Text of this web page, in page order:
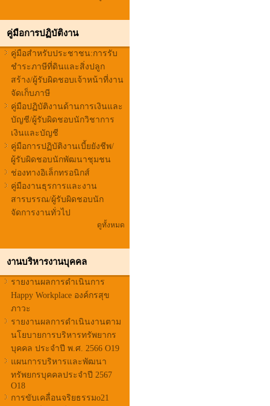
คู่มือการปฏิบัติงาน
คู่มือสำหรับประชาชน:การรับ
ชำระภาษีที่ดินและสิ่งปลูก
สร้าง/ผู้รับผิดชอบเจ้าหน้าที่งาน
จัดเก็บภาษี
คู่มือปฏิบัติงานด้านการเงินและ
บัญชี/ผู้รับผิดชอบนักวิชาการ
เงินและบัญชี
คู่มือการปฏิบัติงานเบี้ยยังชีพ/
ผู้รับผิดชอบนักพัฒนาชุมชน
ช่องทางอิเล็กทรอนิกส์
คู่มืองานธุรการและงาน
สารบรรณ/ผู้รับผิดชอบนัก
จัดการงานทั่วไป
ดูทั้งหมด
งานบริหารงานบุคคล
รายงานผลการดำเนินการ
Happy Workplace องค์กรสุข
ภาวะ
รายงานผลการดำเนินงานตาม
นโยบายการบริหารทรัพยากร
บุคคล ประจำปี พ.ศ. 2566 O19
แผนการบริหารและพัฒนา
ทรัพยกรบุคคลประจำปี 2567
O18
การขับเคลื่อนจริยธรรมo21